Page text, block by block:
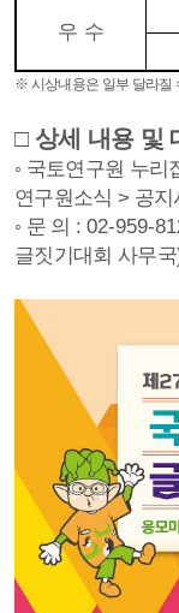
우 수
※ 시상내용은 일부 달라질
□ 상세 내용 및
◦ 국토연구원 누리
연구원소식 > 공지
◦ 문 의 : 02-959-
글짓기대회 사무국